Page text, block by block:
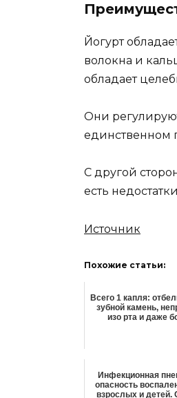
Йогурт
волокна и
обладает
Они
единственном
С другой
есть
Источник
Похожие статьи:
Всего 1 капля:
зубной камень,
изо рта и даже
Инфекционная
опасность
взрослых и детей.